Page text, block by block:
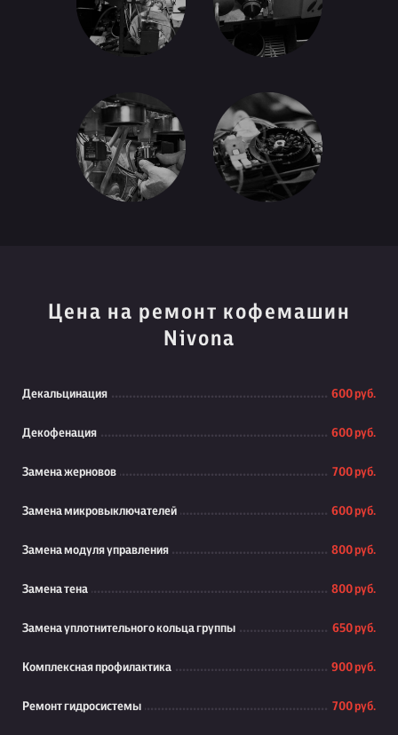
Цена на ремонт кофемашин
Nivona
Декальцинация 600 руб.
Декофенация 600 руб.
Замена жерновов 700 руб.
Замена микровыключателей 600 руб.
Замена модуля управления 800 руб.
Замена тена 800 руб.
Замена уплотнительного кольца группы 650 руб.
Комплексная профилактика 900 руб.
Ремонт гидросистемы 700 руб.